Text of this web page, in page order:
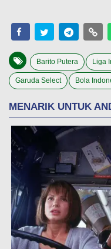
Barito Putera Liga
Garuda Select Bola